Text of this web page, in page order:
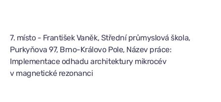
7. místo - František Vaněk, Střední průmyslová škola,
Purkyňova 97, Brno-Královo Pole, Název práce:
Implementace odhadu architektury mikrocév
v magnetické rezonanci